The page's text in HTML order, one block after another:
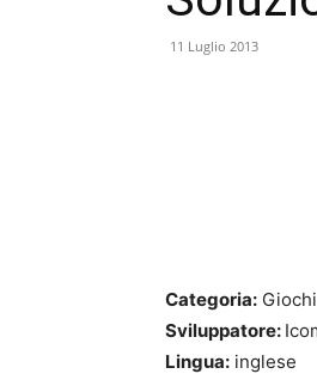
11 Luglio 2013
Categoria: Giochi
Sviluppatore:
Lingua: inglese